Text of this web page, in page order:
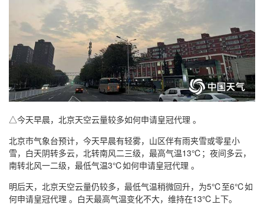
△今天早晨，北京天空云量较多如何申请皇冠代理 。
北京市气象台预计，今天早晨有轻雾，山区伴有雨夹雪或零星小
雪，白天阴转多云，北转南风二三级，最高气温13℃；夜间多云，
南转北风一二级，最低气温3℃如何申请皇冠代理 。
明后天，北京天空云量仍较多，最低气温稍微回升，为5℃至6℃如
何申请皇冠代理 。白天最高气温变化不大，维持在13℃上下。